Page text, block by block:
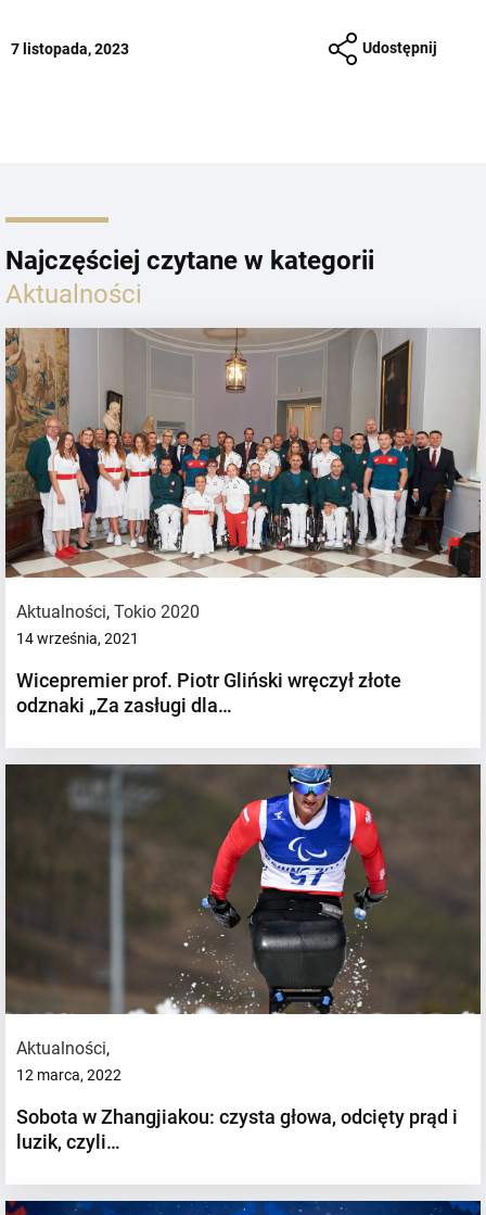
7 listopada, 2023 Udostępnij
Najczęściej czytane w kategorii
Aktualności
Aktualności, Tokio 2020
14 września, 2021
Wicepremier prof. Piotr Gliński wręczył złote
odznaki „Za zasługi dla…
Aktualności,
12 marca, 2022
Sobota w Zhangjiakou: czysta głowa, odcięty prąd i
luzik, czyli…